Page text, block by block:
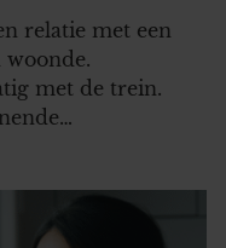
relatie met een
woonde.
met de trein.